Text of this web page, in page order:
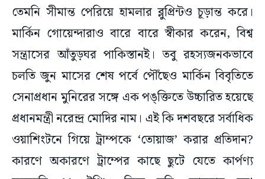
মার্কিন গোয়েন্দারাও বারে বারে স্বীকার করেন, বিশ্ব
সন্ত্রাসের আঁতুড়ঘর পাকিস্তানই। তবু রহস্যজনকভাবে
চলতি জুন মাসের শেষ পর্বে পৌঁছেও মার্কিন বিবৃতিতে
সেনাপ্রধান মুনিরের সঙ্গে এক পঙ্‌ক্তিতে উচ্চারিত হয়েছে
প্রধানমন্ত্রী নরেন্দ্র মোদির নাম। এই কি দশবছরে সর্বাধিক
ওয়াশিংটনে গিয়ে ট্রাম্পকে ‘তোয়াজ’ করার প্রতিদান?
কারণে অকারণে ট্রাম্পের কাছে ছুটে যেতে কার্পণ্য
করেননি ৫৬ ইঞ্চি। কিন্তু ভবি ভোলবার নয়!